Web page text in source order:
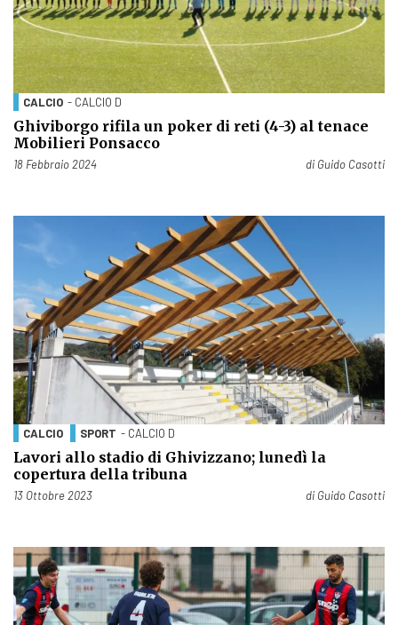
CALCIO - CALCIO D
Ghiviborgo rifila un poker di reti (4-3) al tenace
Mobilieri Ponsacco
Pubblicato il
18 Febbraio 2024 di Guido Casotti
CALCIO SPORT - CALCIO D
Lavori allo stadio di Ghivizzano; lunedì la
copertura della tribuna
Pubblicato il
13 Ottobre 2023 di Guido Casotti